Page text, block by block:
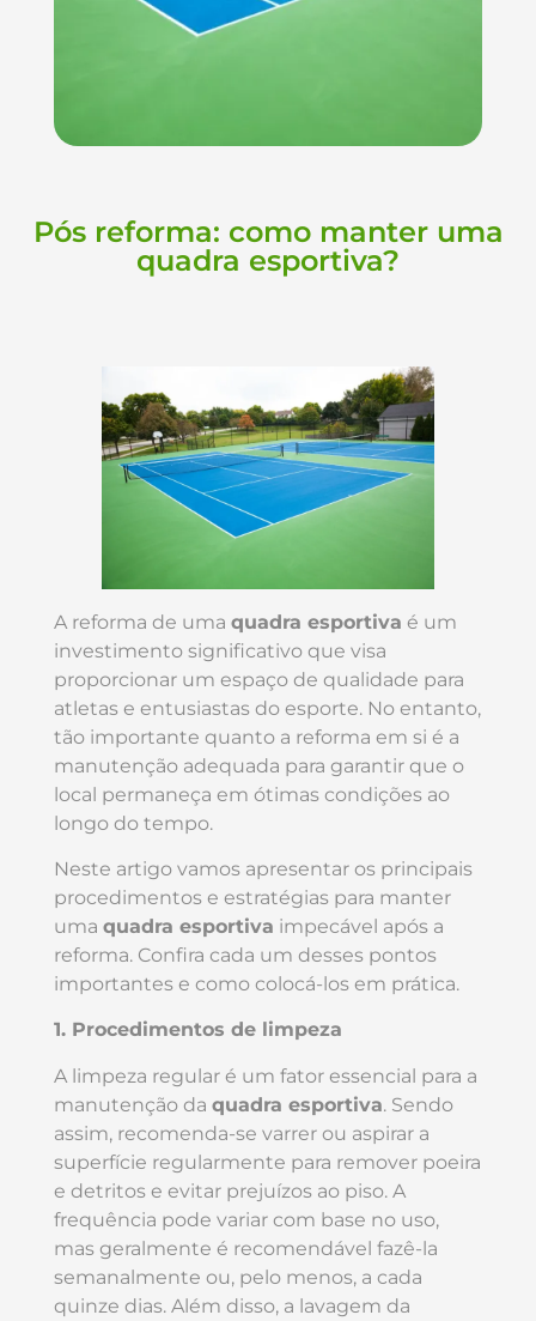
Pós reforma: como manter uma
quadra esportiva?
A reforma de uma quadra esportiva é um
investimento significativo que visa
proporcionar um espaço de qualidade para
atletas e entusiastas do esporte. No entanto,
tão importante quanto a reforma em si é a
manutenção adequada para garantir que o
local permaneça em ótimas condições ao
longo do tempo.
Neste artigo vamos apresentar os principais
procedimentos e estratégias para manter
uma quadra esportiva impecável após a
reforma. Confira cada um desses pontos
importantes e como colocá-los em prática.
1. Procedimentos de limpeza
A limpeza regular é um fator essencial para a
manutenção da quadra esportiva. Sendo
assim, recomenda-se varrer ou aspirar a
superfície regularmente para remover poeira
e detritos e evitar prejuízos ao piso. A
frequência pode variar com base no uso,
mas geralmente é recomendável fazê-la
semanalmente ou, pelo menos, a cada
quinze dias. Além disso, a lavagem da